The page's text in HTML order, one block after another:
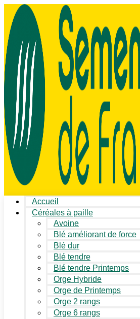
Accueil
Céréales à paille
Avoine
Blé améliorant de force
Blé dur
Blé tendre
Blé tendre Printemps
Orge Hybride
Orge de Printemps
Orge 2 rangs
Orge 6 rangs